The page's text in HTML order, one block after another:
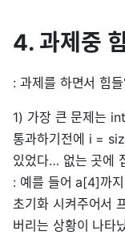
4. 과제중
: 과제를 하면서 힘
1) 가장 큰 문제는
통과하기전에 i =
있었다… 없는 곳에
: 예를 들어 a[4]까
초기화 시켜주어서
버리는 상황이 나타